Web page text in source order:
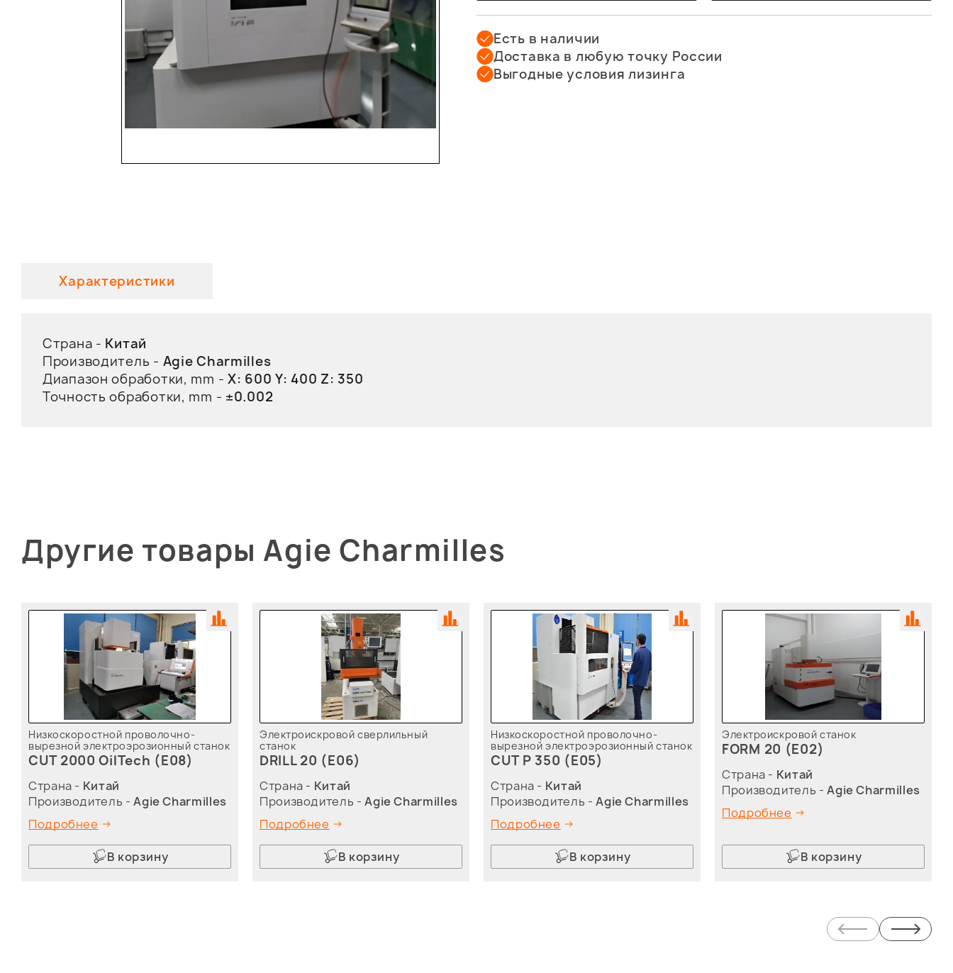
Есть в наличии
Доставка в любую точку России
Выгодные условия лизинга
Характеристики
Страна - Китай
Производитель - Agie Charmilles
Диапазон обработки, mm - X: 600 Y: 400 Z: 350
Точность обработки, mm - ±0.002
Другие товары Agie Charmilles
Низкоскоростной проволочно-
вырезной электроэрозионный станок
CUT 2000 OilTech (E08)
Страна - Китай
Производитель -Agie Charmilles
Подробнее
В корзину
Электроискровой сверлильный
станок
DRILL 20 (E06)
Страна - Китай
Производитель -Agie Charmilles
Подробнее
В корзину
Низкоскоростной проволочно-
вырезной электроэрозионный станок
CUT P 350 (E05)
Страна - Китай
Производитель -Agie Charmilles
Подробнее
В корзину
Электроискровой станок
FORM 20 (E02)
Страна - Китай
Производитель -Agie Charmilles
Подробнее
В корзину